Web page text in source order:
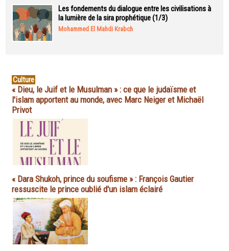
Les fondements du dialogue entre les civilisations à
la lumière de la sira prophétique (1/3)
Mohammed El Mahdi Krabch
Culture
« Dieu, le Juif et le Musulman » : ce que le judaïsme et
l'islam apportent au monde, avec Marc Neiger et Michaël
Privot
« Dara Shukoh, prince du soufisme » : François Gautier
ressuscite le prince oublié d'un islam éclairé